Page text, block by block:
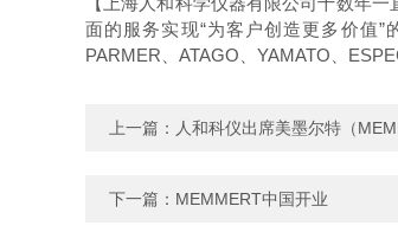
面的服务实现“为客户创造更多价值”
PARMER
ATAGO YAMATO
上一篇： 人和科仪出席美墨尔特（
下一篇： MEMMERT中国开业